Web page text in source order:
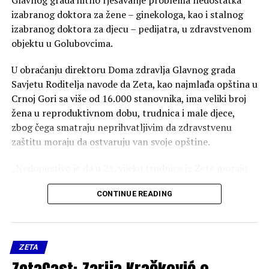
izabranog doktora za žene – ginekologa, kao i stalnog
izabranog doktora za djecu – pedijatra, u zdravstvenom
objektu u Golubovcima.
U obraćanju direktoru Doma zdravlja Glavnog grada
Savjetu Roditelja navode da Zeta, kao najmlađa opština u
Crnoj Gori sa više od 16.000 stanovnika, ima veliki broj
žena u reproduktivnom dobu, trudnica i male djece,
zbog čega smatraju neprihvatljivim da zdravstvenu
zaštitu moraju da ostvaruju van svoje opštine.
da putuju desetinama kilometara do Podgorice radi
osnovnih pregleda, te da majke bolesnu djecu
navodi se u obraćanju Grupe žena Zete.
One tvrde da je ovakvim stanjem ugrožena dostupnost i
CONTINUE READING
ZETA